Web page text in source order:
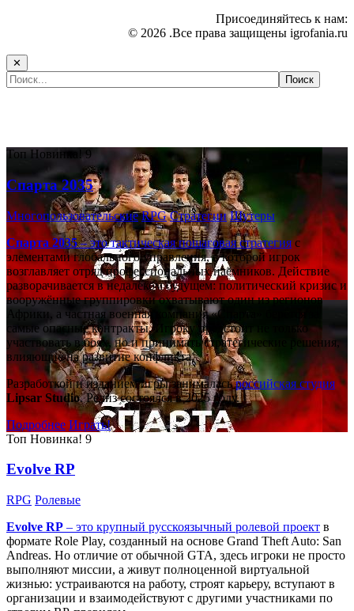
Присоединяйтесь к нам:
© 2026 .Все права защищены igrofania.ru
✕
Топ Новинка! 9
Спарта 2035
Многопользовательские RPG Стратегии Шутеры
Спарта 2035– это тактическаяпошаговая стратегияс
элементами глобального управления, в которой игрок
возглавляет отряд профессиональных наёмников. Действие
разворачивается в недалёком будущем: политический кризис и
вооружённые группировки охватывают один из регионов
Африки, а частная военная компания «Спарта» берётся за
самые опасные контракты. Игроку предстоит не только
участвовать в боях, но и принимать стратегические решения,
влияющие на развитие конфликта.
Разработкой и изданием игры занималасьроссийская студия
Lipsar Studio. Релиз состоялся в 2025 году.
Подробнее Играть!
Топ Новинка! 9
Evolve RP
RPG Ролевые
Evolve RP – это крупный русскоязычный ролевой проект в
формате Role Play, созданный на основе Grand Theft Auto: San
Andreas. Но отличие от обычной GTA, здесь игроки не просто
выполняют миссии, а живут полноценной виртуальной
жизнью: устраиваются на работу, строят карьеру, вступают в
организации и взаимодействуют с другими участниками по